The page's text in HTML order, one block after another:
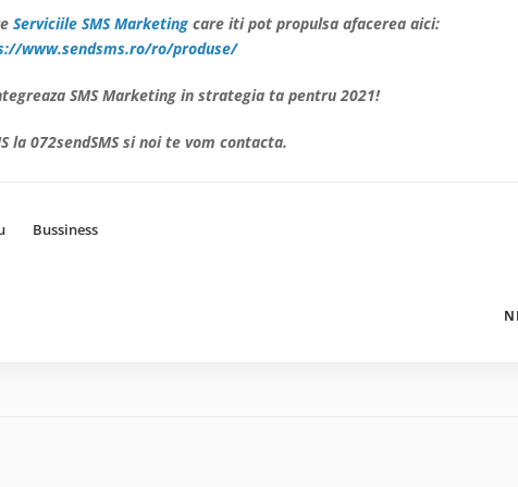
Serviciile SMS Marketingcare iti pot propulsa afacerea aici:
www.sendsms.ro/ro/produse/
SMS Marketing in strategia ta pentru 2021!
la 072sendSMS si noi te vom contacta.
Bussiness